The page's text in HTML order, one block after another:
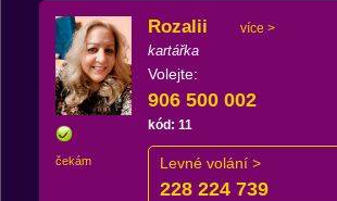
čekám
Rozalii více >
kartářka
Volejte:
906 500 002
kód: 11
Levné volání >
228 224 739